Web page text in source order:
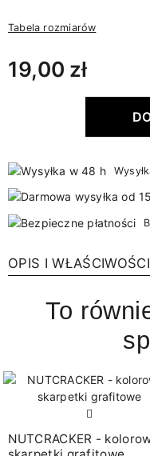
Tabela rozmiarów
19,00 zł
OPIS I WŁAŚCIWOŚCI
To
NUTCRACKER -